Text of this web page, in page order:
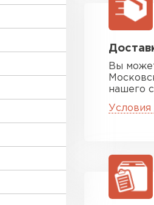
Вы
нашего
Условия
Утеплитель
ПЕРЕЙТИ
ПЕРЕЙТИ